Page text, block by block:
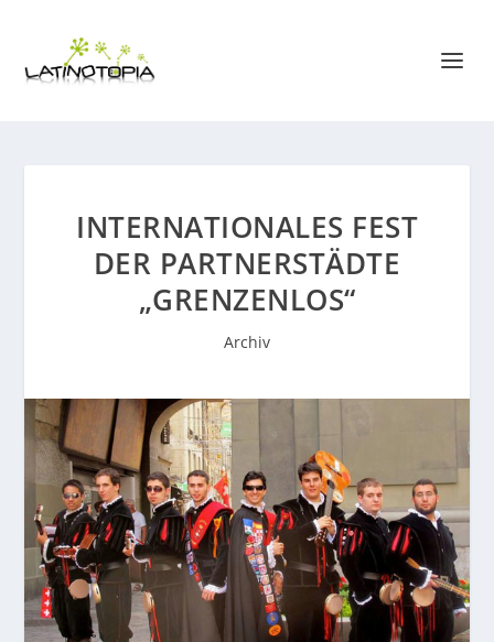
INTERNATIONALES FEST
DER PARTNERSTÄDTE
„GRENZENLOS“
Archiv